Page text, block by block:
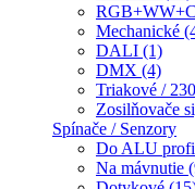
Mechanické
DALI (1)
DMX (4)
Triakové /
Zosilňovače
Spínače / Senzory
Do ALU
Na mávnutie